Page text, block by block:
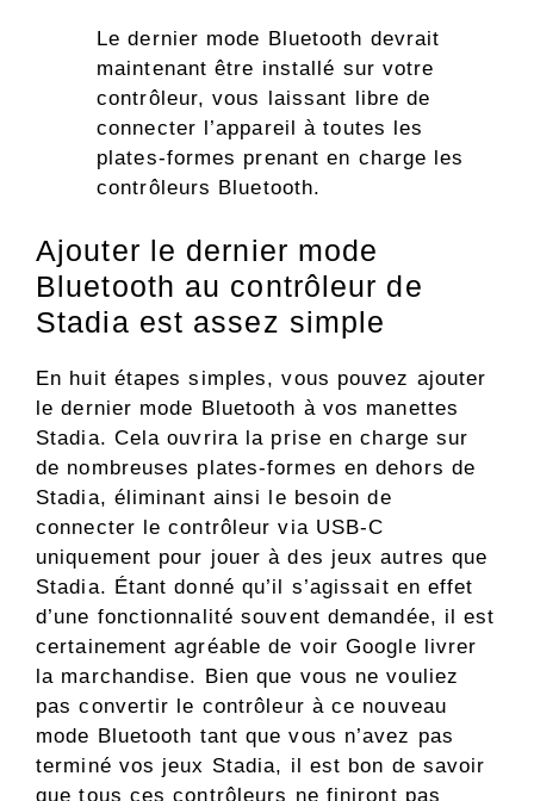
Le dernier mode Bluetooth devrait
maintenant être installé sur votre
contrôleur, vous laissant libre de
connecter l’appareil à toutes les
plates-formes prenant en charge les
contrôleurs Bluetooth.
Ajouter le dernier mode
Bluetooth au contrôleur de
Stadia est assez simple
En huit étapes simples, vous pouvez ajouter
le dernier mode Bluetooth à vos manettes
Stadia. Cela ouvrira la prise en charge sur
de nombreuses plates-formes en dehors de
Stadia, éliminant ainsi le besoin de
connecter le contrôleur via USB-C
uniquement pour jouer à des jeux autres que
Stadia. Étant donné qu’il s’agissait en effet
d’une fonctionnalité souvent demandée, il est
certainement agréable de voir Google livrer
la marchandise. Bien que vous ne vouliez
pas convertir le contrôleur à ce nouveau
mode Bluetooth tant que vous n’avez pas
terminé vos jeux Stadia, il est bon de savoir
que tous ces contrôleurs ne finiront pas